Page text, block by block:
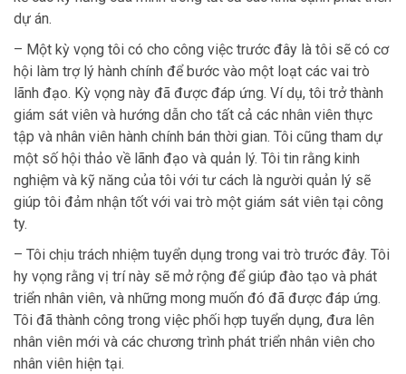
dự án.
– Một kỳ vọng tôi có cho công việc trước đây là tôi sẽ có cơ
hội làm trợ lý hành chính để bước vào một loạt các vai trò
lãnh đạo. Kỳ vọng này đã được đáp ứng. Ví dụ, tôi trở thành
giám sát viên và hướng dẫn cho tất cả các nhân viên thực
tập và nhân viên hành chính bán thời gian. Tôi cũng tham dự
một số hội thảo về lãnh đạo và quản lý. Tôi tin rằng kinh
nghiệm và kỹ năng của tôi với tư cách là người quản lý sẽ
giúp tôi đảm nhận tốt với vai trò một giám sát viên tại công
ty.
– Tôi chịu trách nhiệm tuyển dụng trong vai trò trước đây. Tôi
hy vọng rằng vị trí này sẽ mở rộng để giúp đào tạo và phát
triển nhân viên, và những mong muốn đó đã được đáp ứng.
Tôi đã thành công trong việc phối hợp tuyển dụng, đưa lên
nhân viên mới và các chương trình phát triển nhân viên cho
nhân viên hiện tại.